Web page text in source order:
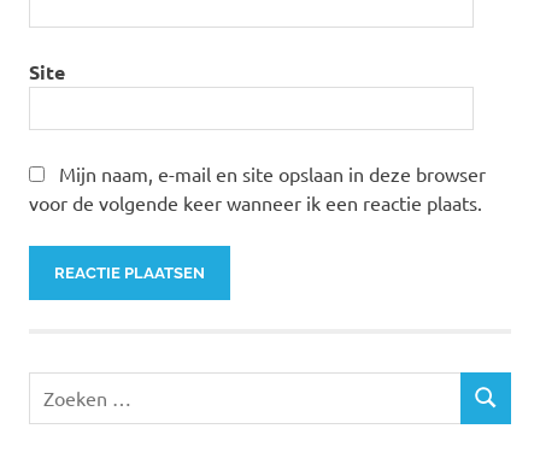
Site
Mijn naam, e-mail en site opslaan in deze browser
voor de volgende keer wanneer ik een reactie plaats.
Z